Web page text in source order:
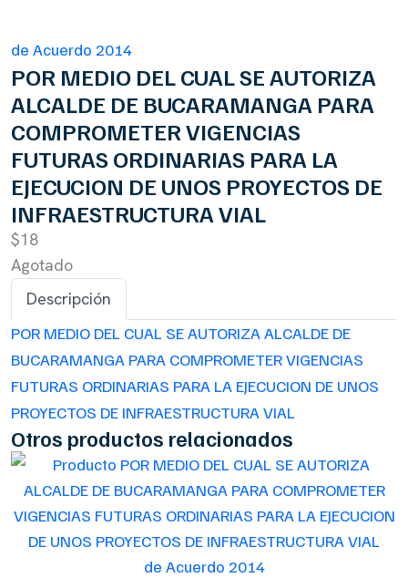
de Acuerdo 2014
POR MEDIO DEL CUAL SE AUTORIZA
ALCALDE DE BUCARAMANGA PARA
COMPROMETER VIGENCIAS
FUTURAS ORDINARIAS PARA LA
EJECUCION DE UNOS PROYECTOS DE
INFRAESTRUCTURA VIAL
$18
Agotado
Descripción
POR MEDIO DEL CUAL SE AUTORIZA ALCALDE DE
BUCARAMANGA PARA COMPROMETER VIGENCIAS
FUTURAS ORDINARIAS PARA LA EJECUCION DE UNOS
PROYECTOS DE INFRAESTRUCTURA VIAL
Otros productos relacionados
de Acuerdo 2014